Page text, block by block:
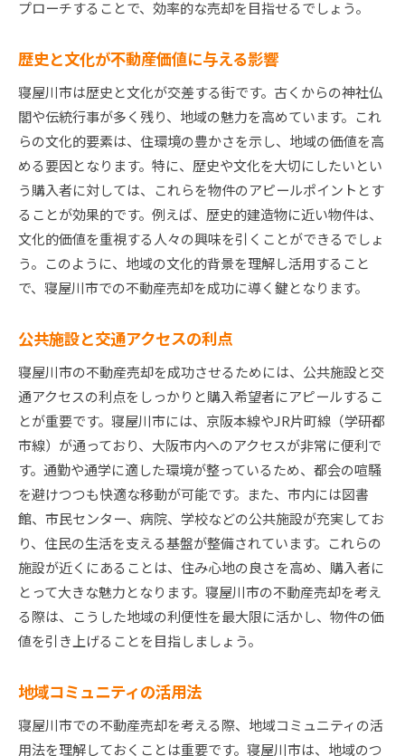
重要性
マーケット分析から見える売却機会
適正価格を見極めるための分析手法
競合分析による戦略的な売却計画
客観的なデータをもとにした価格設定
マーケットの動向を常に把握する方法
大阪府寝屋川市で満足のいく不動産売却を実現する
方法
信頼できるエージェントとの連携
交渉のポイントとその効果的な進め方
売却後の手続きとアフターサービス
成功事例から学ぶ売却の秘訣
プローチすることで、効率的な売却を目指せるでしょう。
歴史と文化が不動産価値に与える影響
寝屋川市は歴史と文化が交差する街です。古くからの神社仏
閣や伝統行事が多く残り、地域の魅力を高めています。これ
らの文化的要素は、住環境の豊かさを示し、地域の価値を高
める要因となります。特に、歴史や文化を大切にしたいとい
う購入者に対しては、これらを物件のアピールポイントとす
ることが効果的です。例えば、歴史的建造物に近い物件は、
文化的価値を重視する人々の興味を引くことができるでしょ
う。このように、地域の文化的背景を理解し活用すること
で、寝屋川市での不動産売却を成功に導く鍵となります。
公共施設と交通アクセスの利点
寝屋川市の不動産売却を成功させるためには、公共施設と交
通アクセスの利点をしっかりと購入希望者にアピールするこ
とが重要です。寝屋川市には、京阪本線やJR片町線（学研都
市線）が通っており、大阪市内へのアクセスが非常に便利で
す。通勤や通学に適した環境が整っているため、都会の喧騒
を避けつつも快適な移動が可能です。また、市内には図書
館、市民センター、病院、学校などの公共施設が充実してお
り、住民の生活を支える基盤が整備されています。これらの
施設が近くにあることは、住み心地の良さを高め、購入者に
とって大きな魅力となります。寝屋川市の不動産売却を考え
る際は、こうした地域の利便性を最大限に活かし、物件の価
値を引き上げることを目指しましょう。
地域コミュニティの活用法
寝屋川市での不動産売却を考える際、地域コミュニティの活
用法を理解しておくことは重要です。寝屋川市は、地域のつ